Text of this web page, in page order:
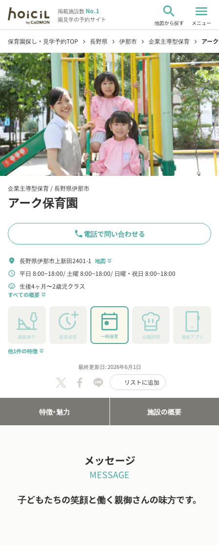
掲載施設数No.1
園見学の予約サイト
search
地図から探す
menu
メニュー
保育園探し・見学予約TOP chevron_right 長野県 chevron_right 伊那市 chevron_right 企業主導型保育 chevron_right アー
企業主導型保育 /長野県伊那市
アーク保育園
phone電話で問い合わせる
location_on 長野県伊那市上新田2401-1 地図 keyboard_double_arrow_down
schedule 平日 8:00~18:00 土曜 8:00~18:00 日曜・祝日 8:00~18:00
child_care 生後4ヶ月〜2歳児クラス
すべての概要 keyboard_double_arrow_down
園庭あり 延長保育 一時保育 自園調理 連絡アプリ
他1件の特徴 keyboard_double_arrow_down
最終更新日: 2026年6月1日
リストに追加
特徴・魅力 施設の概要
メッセージ
MESSAGE
子どもたちの笑顔と働く親御さんの味方です。